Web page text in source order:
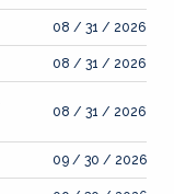
08 / 31 / 2026
08 / 31 / 2026
08 / 31 / 2026
09 / 30 / 2026